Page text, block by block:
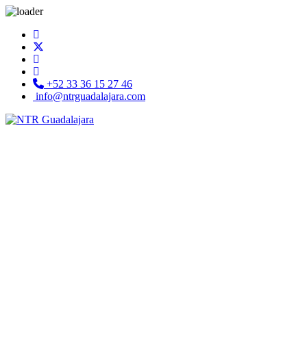
+52 33 36 15 27 46
info@ntrguadalajara.com